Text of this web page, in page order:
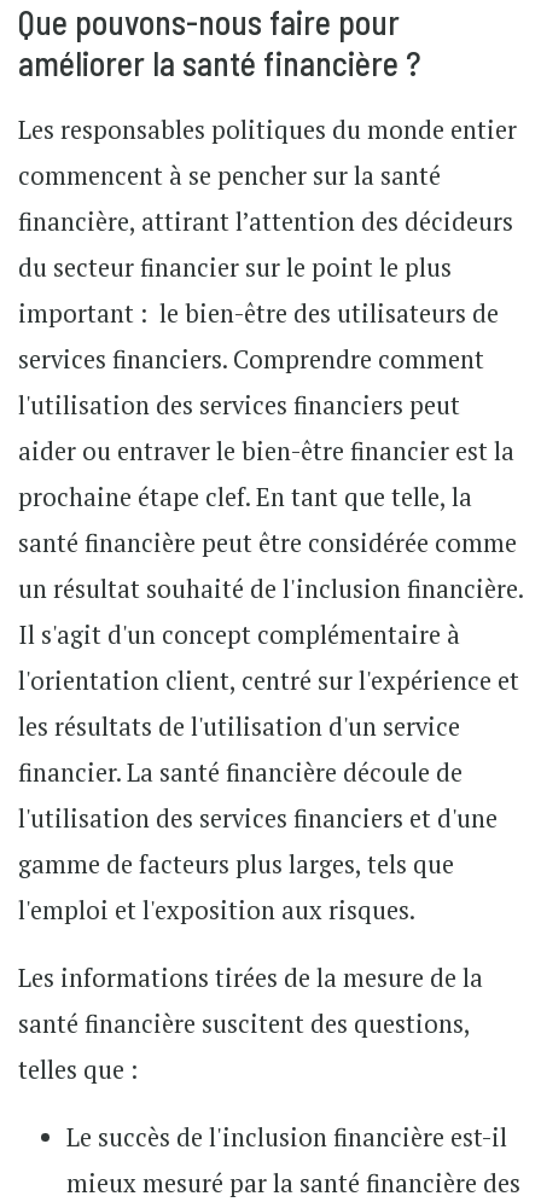
Que pouvons-nous faire pour
améliorer la santé financière ?
Les responsables politiques du monde entier
commencent à se pencher sur la santé
financière, attirant l’attention des décideurs
du secteur financier sur le point le plus
important : le bien-être des utilisateurs de
services financiers. Comprendre comment
l'utilisation des services financiers peut
aider ou entraver le bien-être financier est la
prochaine étape clef. En tant que telle, la
santé financière peut être considérée comme
un résultat souhaité de l'inclusion financière.
Il s'agit d'un concept complémentaire à
l'orientation client, centré sur l'expérience et
les résultats de l'utilisation d'un service
financier. La santé financière découle de
l'utilisation des services financiers et d'une
gamme de facteurs plus larges, tels que
l'emploi et l'exposition aux risques.
Les informations tirées de la mesure de la
santé financière suscitent des questions,
telles que :
Le succès de l'inclusion financière est-il
mieux mesuré par la santé financière des